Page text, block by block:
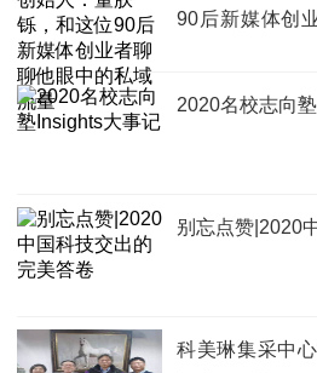
90后新媒体创
2020名校志向
别忘点赞|2020
科美琳集采中心